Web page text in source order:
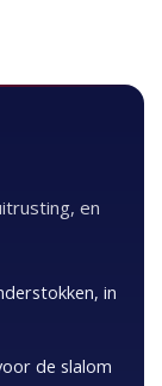
en
in
de slalom